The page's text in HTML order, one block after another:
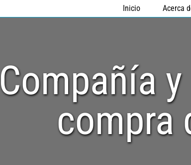
Inicio Acerca
Compañía y
compra